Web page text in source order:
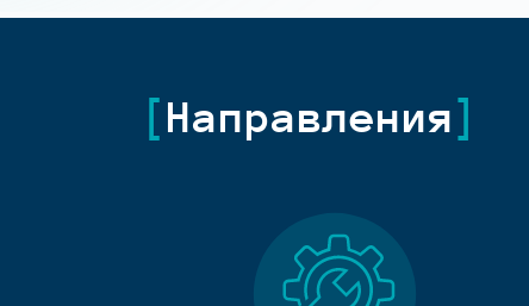
Направления